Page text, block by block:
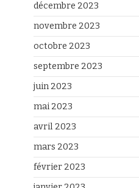
décembre 2023
novembre 2023
octobre 2023
septembre 2023
juin 2023
mai 2023
avril 2023
mars 2023
février 2023